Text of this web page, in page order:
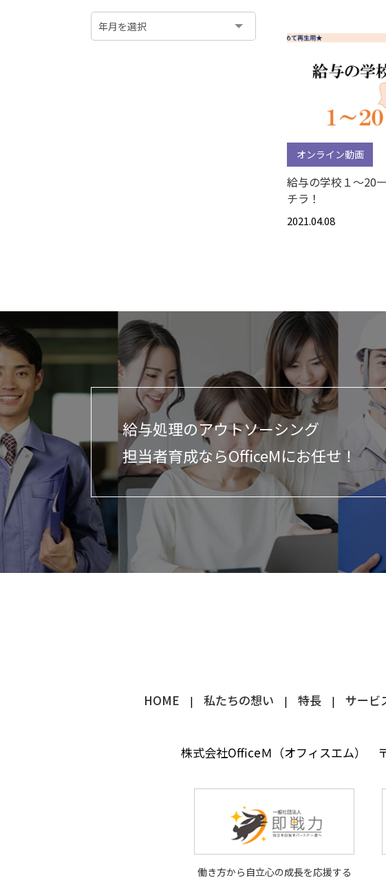
オンライン動画
給与の学校１～20
チラ！
2021.04.08
給与処理のアウトソーシング
担当者育成ならOfficeMにお任せ！
HOME 私たちの想い 特長 サービ
株式会社OfficeＭ（オフィスエム）
働き方から自立心の成長を応援する